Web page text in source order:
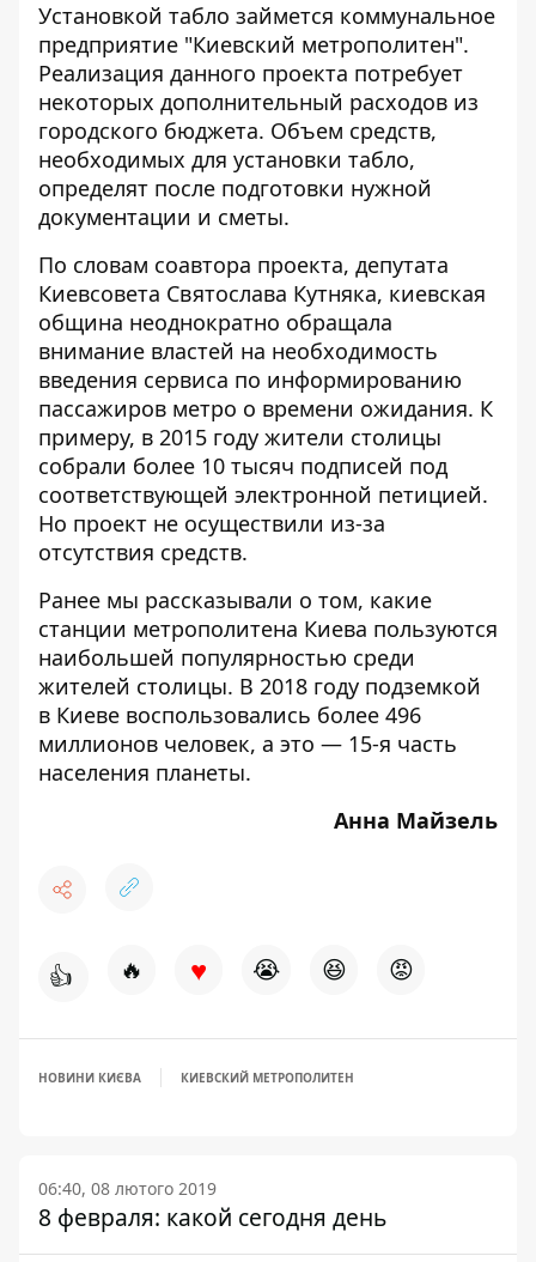
Установкой табло займется коммунальное
предприятие "Киевский метрополитен".
Реализация данного проекта потребует
некоторых дополнительный расходов из
городского бюджета. Объем средств,
необходимых для установки табло,
определят после подготовки нужной
документации и сметы.
По словам соавтора проекта, депутата
Киевсовета Святослава Кутняка, киевская
община неоднократно обращала
внимание властей на необходимость
введения сервиса по информированию
пассажиров метро о времени ожидания. К
примеру, в 2015 году жители столицы
собрали более 10 тысяч подписей под
соответствующей электронной петицией.
Но проект не осуществили из-за
отсутствия средств.
Ранее мы рассказывали о том, какие
станции метрополитена Киева пользуются
наибольшей популярностью среди
жителей столицы. В 2018 году подземкой
в Киеве воспользовались более 496
миллионов человек, а это — 15-я часть
населения планеты.
Анна Майзель
👍 🔥 ♥ 😭 😆 😡
НОВИНИ КИЄВА КИЕВСКИЙ МЕТРОПОЛИТЕН
06:40, 08 лютого 2019
8 февраля: какой сегодня день